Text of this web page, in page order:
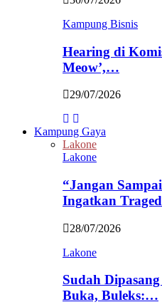
Kampung Bisnis
Hearing di
Meow’,…
29/07/2026
Kampung Gaya
Lakone
Lakone
“Jangan
Ingatkan
28/07/2026
Lakone
Sudah
Buka, Buleks:…